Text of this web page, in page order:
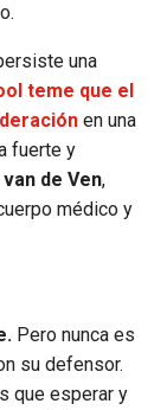
una
teme que el
en una
fuerte y
de Ven,
médico y
Pero nunca es
su defensor.
que esperar y